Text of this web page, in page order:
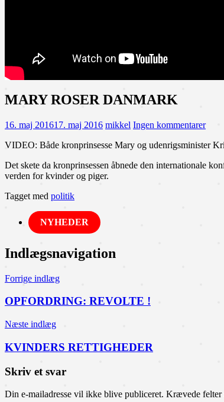
MARY ROSER DANMARK
16. maj 201617. maj 2016 mikkel Ingen kommentarer
VIDEO: Både kronprinsesse Mary og udenrigsminister
Det skete da kronprinsessen åbnede den internationale
verden for kvinder og piger.
Tagget med politik
NYHEDER
Indlægsnavigation
Forrige indlæg
OPFORDRING: REVOLTE !
Næste indlæg
KVINDERS RETTIGHEDER
Skriv et svar
Din e-mailadresse vil ikke blive publiceret. Krævede felter